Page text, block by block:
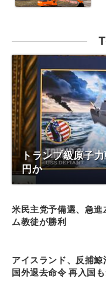
トランプ級原子
円か
米民主党予備選、急進
ム教徒が勝利
アイスランド、反捕鯨
国外退去命令 再入国